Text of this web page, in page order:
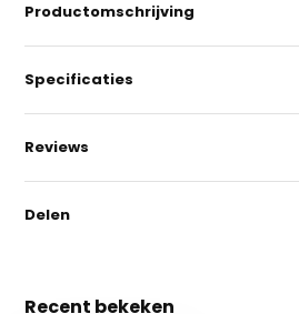
Productomschrijving
Specificaties
Reviews
Delen
Recent bekeken